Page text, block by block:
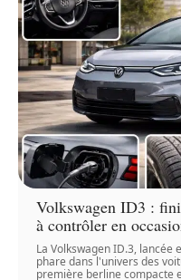
Volkswagen ID3 :
à contrôler en
La Volkswagen ID.3, lancée
phare dans l'univers des
première berline compacte